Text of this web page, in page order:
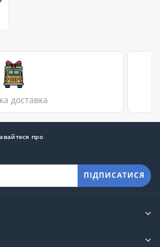
доставка
про
ПІДПИСАТИСЯ